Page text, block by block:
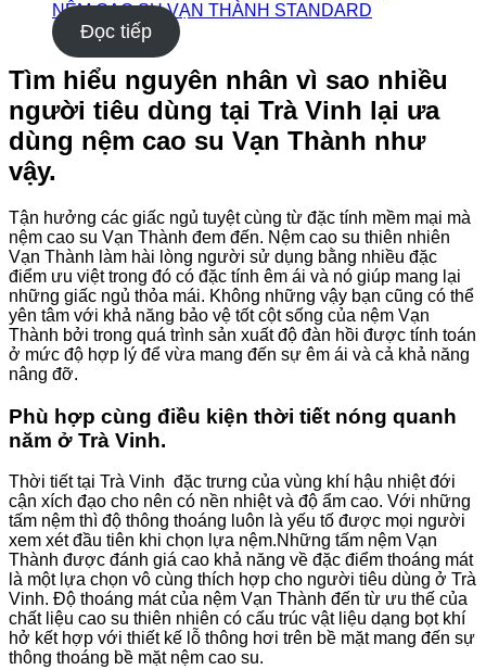
NỆM CAO SU VẠN THÀNH STANDARD
Đọc tiếp
Tìm hiểu nguyên nhân vì sao nhiều
người tiêu dùng tại Trà Vinh lại ưa
dùng nệm cao su Vạn Thành như
vậy.
Tận hưởng các giấc ngủ tuyệt cùng từ đặc tính mềm mại mà
nệm cao su Vạn Thành đem đến. Nệm cao su thiên nhiên
Vạn Thành làm hài lòng người sử dụng bằng nhiều đặc
điểm ưu việt trong đó có đặc tính êm ái và nó giúp mang lại
những giấc ngủ thỏa mái. Không những vậy bạn cũng có thể
yên tâm với khả năng bảo vệ tốt cột sống của nệm Vạn
Thành bởi trong quá trình sản xuất độ đàn hồi được tính toán
ở mức độ hợp lý để vừa mang đến sự êm ái và cả khả năng
nâng đỡ.
Phù hợp cùng điều kiện thời tiết nóng quanh
năm ở Trà Vinh.
Thời tiết tại Trà Vinh đặc trưng của vùng khí hậu nhiệt đới
cận xích đạo cho nên có nền nhiệt và độ ẩm cao. Với những
tấm nệm thì độ thông thoáng luôn là yếu tố được mọi người
xem xét đầu tiên khi chọn lựa nệm.Những tấm nệm Vạn
Thành được đánh giá cao khả năng về đặc điểm thoáng mát
là một lựa chọn vô cùng thích hợp cho người tiêu dùng ở Trà
Vinh. Độ thoáng mát của nệm Vạn Thành đến từ ưu thế của
chất liệu cao su thiên nhiên có cấu trúc vật liệu dạng bọt khí
hở kết hợp với thiết kế lỗ thông hơi trên bề mặt mang đến sự
thông thoáng bề mặt nệm cao su.